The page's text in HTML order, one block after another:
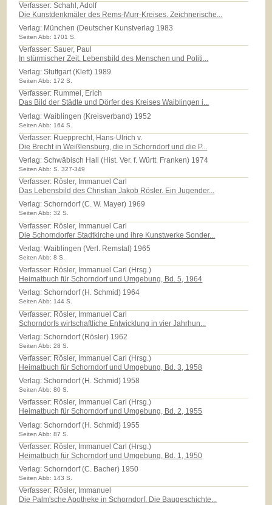
Verfasser: Schahl, Adolf
Die Kunstdenkmäler des Rems-Murr-Kreises. Zeichnerische...
Verlag: München (Deutscher Kunstverlag 1983
Seiten Abb: 1701 S.
Verfasser: Sauer, Paul
In stürmischer Zeit. Lebensbild des Menschen und Politi...
Verlag:Stuttgart (Klett) 1989
Seiten Abb: 172 S.
Verfasser: Rummel, Erich
Das Bild der Städte und Dörfer des Kreises Waiblingen i...
Verlag:Waiblingen (Kreisverband) 1952
Seiten Abb: 164 S.
Verfasser: Ruepprecht, Hans-Ulrich v.
Die Brecht in Weißlensburg, die in Schorndorf und die P...
Verlag:Schwäbisch Hall (Hist. Ver. f. Württ. Franken) 1974
Seiten Abb: S. 327-349
Verfasser: Rösler, Immanuel Carl
Das Lebensbild des Christian Jakob Rösler. Ein Jugender...
Verlag:Schorndorf (C. W. Mayer) 1969
Seiten Abb: 32 S.
Verfasser: Rösler, Immanuel Carl
Die Schorndorfer Stadtkirche und ihre Kunstwerke Sonder...
Verlag:Waiblingen (Verl. Remstal) 1965
Seiten Abb: 8 S.
Verfasser: Rösler, Immanuel Carl (Hrsg.)
Heimatbuch für Schorndorf und Umgebung, Bd. 5, 1964
Verlag:Schorndorf (H. Schmid) 1964
Seiten Abb: 144 S.
Verfasser: Rösler, Immanuel Carl
Schorndorfs wirtschaftliche Entwicklung in vier Jahrhun...
Verlag:Schorndorf (Rösler) 1962
Seiten Abb: 28 S.
Verfasser: Rösler, Immanuel Carl (Hrsg.)
Heimatbuch für Schorndorf und Umgebung, Bd. 3, 1958
Verlag:Schorndorf (H. Schmid) 1958
Seiten Abb: 80 S.
Verfasser: Rösler, Immanuel Carl (Hrsg.)
Heimatbuch für Schorndorf und Umgebung, Bd. 2, 1955
Verlag:Schorndorf (H. Schmid) 1955
Seiten Abb: 87 S.
Verfasser: Rösler, Immanuel Carl (Hrsg.)
Heimatbuch für Schorndorf und Umgebung, Bd. 1, 1950
Verlag:Schorndorf (C. Bacher) 1950
Seiten Abb: 143 S.
Verfasser: Rösler, Immanuel
Die Palm'sche Apotheke in Schorndorf. Die Baugeschichte...